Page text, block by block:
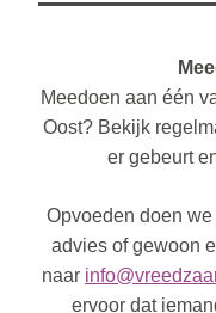
Meedoen aan één
Oost? Bekijk
er gebeurt
Opvoeden doen
advies of gewoon
naar
ervoor dat